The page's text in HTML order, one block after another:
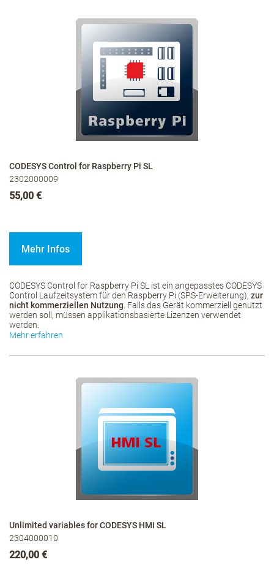
CODESYS Control for Raspberry Pi SL
2302000009
55,00 €
Mehr Infos
CODESYS Control for Raspberry Pi SL ist ein angepasstes CODESYS
Control Laufzeitsystem für den Raspberry Pi (SPS-Erweiterung), zur
nicht kommerziellen Nutzung . Falls das Gerät kommerziell genutzt
werden soll, müssen applikationsbasierte Lizenzen verwendet
werden.
Mehr erfahren
Unlimited variables for CODESYS HMI SL
2304000010
220,00 €